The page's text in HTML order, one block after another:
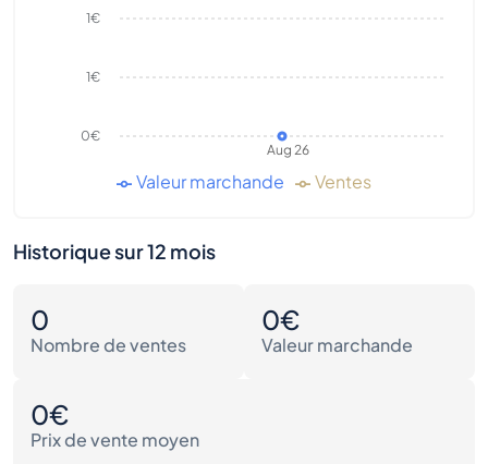
Aug 26
0€
1€
1€
Valeur marchande Ventes
Historique sur 12 mois
0
Nombre de ventes
0€
Valeur marchande
0€
Prix de vente moyen